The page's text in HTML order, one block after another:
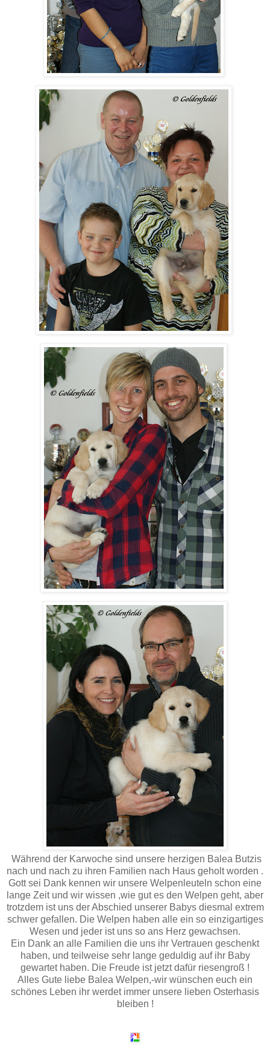
Während der Karwoche sind unsere herzigen Balea Butzis
nach und nach zu ihren Familien nach Haus geholt worden .
Gott sei Dank kennen wir unsere Welpenleuteln schon eine
lange Zeit und wir wissen ,wie gut es den Welpen geht, aber
trotzdem ist uns der Abschied unserer Babys diesmal extrem
schwer gefallen. Die Welpen haben alle ein so einzigartiges
Wesen und jeder ist uns so ans Herz gewachsen.
Ein Dank an alle Familien die uns ihr Vertrauen geschenkt
haben, und teilweise sehr lange geduldig auf ihr Baby
gewartet haben. Die Freude ist jetzt dafür riesengroß !
Alles Gute liebe Balea Welpen,-wir wünschen euch ein
schönes Leben ihr werdet immer unsere lieben Osterhasis
bleiben !